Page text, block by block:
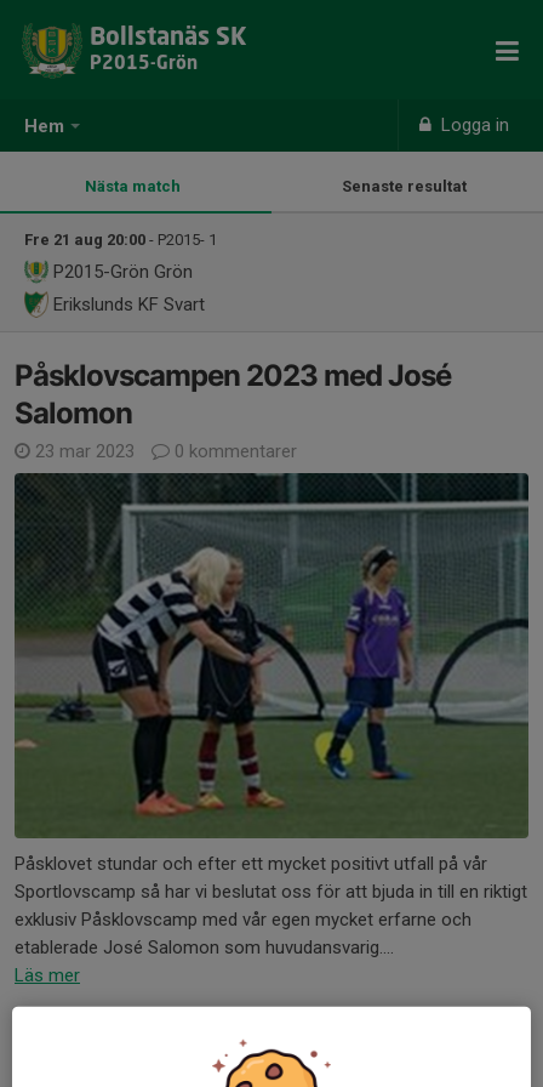
Hem Logga in
Bollstanäs SK
P2015-Grön
Nästa match Senaste resultat
Fre 21 aug 20:00 - P2015- 1
P2015-Grön Grön
Erikslunds KF Svart
Påsklovscampen 2023 med José
Salomon
23 mar 2023 0 kommentarer
Påsklovet stundar och efter ett mycket positivt utfall på vår
Sportlovscamp så har vi beslutat oss för att bjuda in till en riktigt
exklusiv Påsklovscamp med vår egen mycket erfarne och
etablerade José Salomon som huvudansvarig....
Läs mer
Kommande aktiviteter